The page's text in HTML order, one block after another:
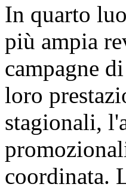
In quarto
più ampia
campagne
loro
stagionali,
coordinata.